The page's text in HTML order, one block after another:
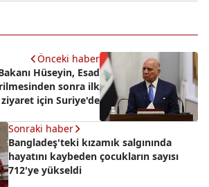
Önceki haber
Hüseyin, Esad
sonra ilk
için Suriye'de
Sonraki haber
Bangladeş'teki kızamık salgınında
hayatını kaybeden çocukların sayısı
712'ye yükseldi